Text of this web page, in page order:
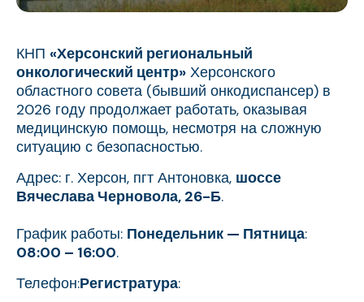
КНП «Херсонский региональный
онкологический центр» Херсонского
областного совета (бывший онкодиспансер) в
2026 году продолжает работать, оказывая
медицинскую помощь, несмотря на сложную
ситуацию с безопасностью.
Адрес: г. Херсон, пгт Антоновка, шоссе
Вячеслава Черновола, 26-Б.
График работы: Понедельник — Пятница:
08:00 – 16:00.
Телефон:Регистратура: